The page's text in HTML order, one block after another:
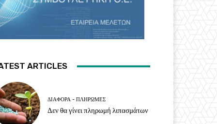
ARTICLES
ΔΙΆΦΟΡΑ - ΠΛΗΡΩΜΈΣ
Δεν θα γίνει πληρωμή λιπασμάτων